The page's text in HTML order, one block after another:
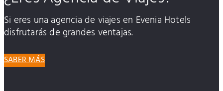
Si eres una agencia de viajes en Evenia Hotels
disfrutarás de grandes ventajas.
SABER MÁS